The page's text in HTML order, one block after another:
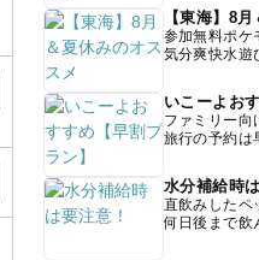
【東海】8
参加無料ポケ
気分爽快水遊
いこーよお
ファミリー向
旅行の予約は
水分補給時
直飲みしたペ
何日後まで飲